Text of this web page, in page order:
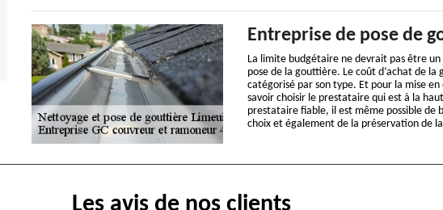
Entreprise de pose de
La limite budgétaire ne devrait pas être
pose de la gouttière. Le coût d’achat de
catégorisé par son type. Et pour la mise
savoir choisir le prestataire qui est à la
prestataire fiable, il est même possible de
choix et également de la préservation de
Les avis de nos clients